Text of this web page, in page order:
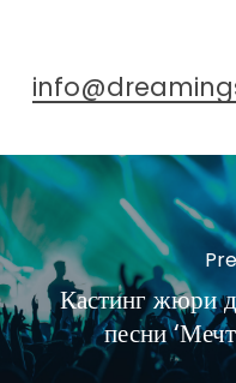
Кастинг жюри
песни